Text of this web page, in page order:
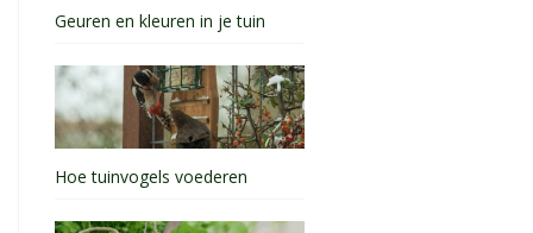
Geuren en kleuren in je tuin
Hoe tuinvogels voederen